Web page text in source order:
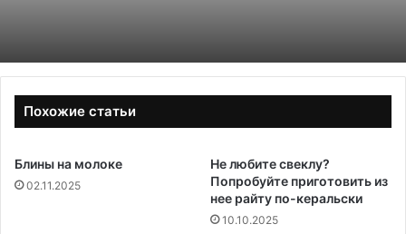
Похожие статьи
Блины на молоке
02.11.2025
Не любите свеклу?
Попробуйте приготовить из
нее райту по-керальски
10.10.2025